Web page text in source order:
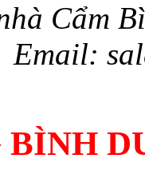
Cẩm
Email:
BÌNH